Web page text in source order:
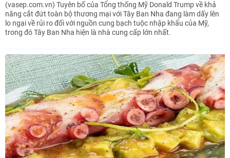
(vasep.com.vn) Tuyên bố của Tổng thống Mỹ Donald Trump về khả
năng cắt đứt toàn bộ thương mại với Tây Ban Nha đang làm dấy lên
lo ngại về rủi ro đối với nguồn cung bạch tuộc nhập khẩu của Mỹ,
trong đó Tây Ban Nha hiện là nhà cung cấp lớn nhất.